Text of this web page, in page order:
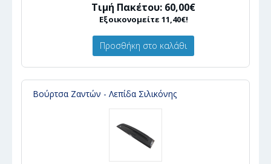
Τιμή Πακέτου: 60,00€
Εξοικονομείτε 11,40€!
Προσθήκη στο καλάθι
Βούρτσα Ζαντών - Λεπίδα Σιλικόνης